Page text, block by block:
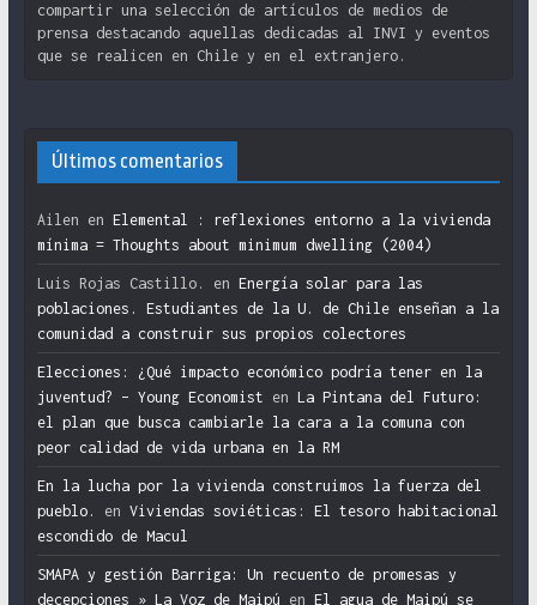
compartir una selección de artículos de medios de
prensa destacando aquellas dedicadas al INVI y eventos
que se realicen en Chile y en el extranjero.
Últimos comentarios
Ailen en Elemental : reflexiones entorno a la vivienda
mínima = Thoughts about minimum dwelling (2004)
Luis Rojas Castillo. en Energía solar para las
poblaciones. Estudiantes de la U. de Chile enseñan a la
comunidad a construir sus propios colectores
Elecciones: ¿Qué impacto económico podría tener en la
juventud? – Young Economist en La Pintana del Futuro:
el plan que busca cambiarle la cara a la comuna con
peor calidad de vida urbana en la RM
En la lucha por la vivienda construimos la fuerza del
pueblo.
en Viviendas soviéticas: El tesoro habitacional
escondido de Macul
SMAPA y gestión Barriga: Un recuento de promesas y
decepciones » La Voz de Maipú en El agua de Maipú se